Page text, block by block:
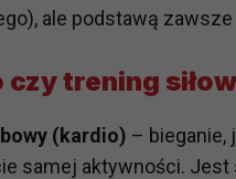
ale podstawą
czy trening
(kardio) – bieganie,
samej aktywności.